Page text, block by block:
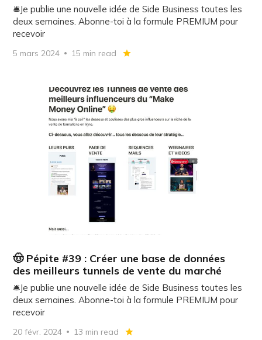
🛎️Je publie une nouvelle idée de Side Business toutes les
deux semaines. Abonne-toi à la formule PREMIUM pour
recevoir
5 mars 2024 15 min read
🤠 Pépite #39 : Créer une base de données
des meilleurs tunnels de vente du marché
🛎️Je publie une nouvelle idée de Side Business toutes les
deux semaines. Abonne-toi à la formule PREMIUM pour
recevoir
20 févr. 2024 13 min read